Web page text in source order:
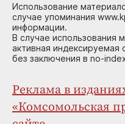
Использование
случае упоминания
информации.
В случае использования
активная индексируемая
без заключения в no-
Реклама в
«Комсомольская